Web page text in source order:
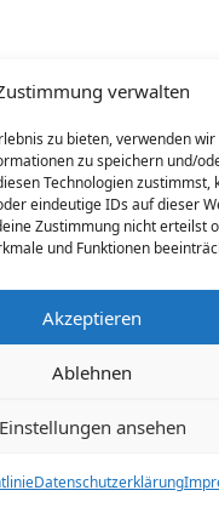
verwalten
zu bieten, verwenden
zu speichern und/
Technologien zustimmst,
eindeutige IDs auf dieser
Zustimmung nicht erteilst
und Funktionen
Akzeptieren
Ablehnen
Einstellungen ansehen
Datenschutzerklärung